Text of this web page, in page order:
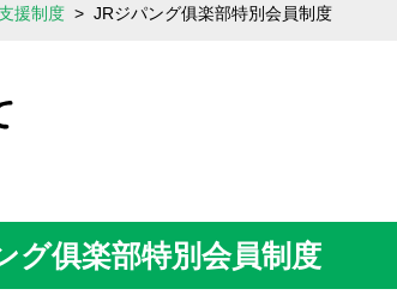
援制度 > JRジパング俱楽部特別会員制度
グ俱楽部特別会員制度